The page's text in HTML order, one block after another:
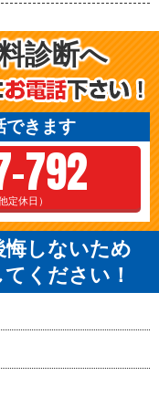
診断へ
できます
792
定休日）
しないため
ください！